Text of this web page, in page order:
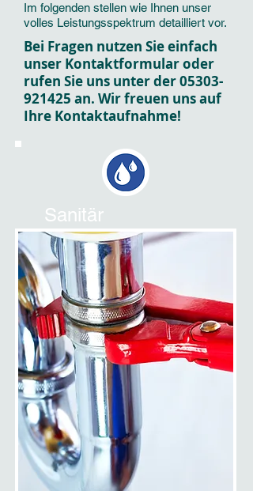
Sanitär
Im folgenden stellen wie Ihnen unser
volles Leistungsspektrum detailliert vor.
Bei Fragen nutzen Sie einfach
unser Kontaktformular oder
rufen Sie uns unterder05303-
921425 an. Wir freuen uns auf
Ihre Kontaktaufnahme!